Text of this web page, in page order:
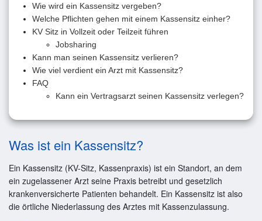
Wie wird ein Kassensitz vergeben?
Welche Pflichten gehen mit einem Kassensitz einher?
KV Sitz in Vollzeit oder Teilzeit führen
Jobsharing
Kann man seinen Kassensitz verlieren?
Wie viel verdient ein Arzt mit Kassensitz?
FAQ
Kann ein Vertragsarzt seinen Kassensitz verlegen?
Was ist ein Kassensitz?
Ein Kassensitz (KV-Sitz, Kassenpraxis) ist ein Standort, an dem
ein zugelassener Arzt seine Praxis betreibt und gesetzlich
krankenversicherte Patienten behandelt. Ein Kassensitz ist also
die örtliche Niederlassung des Arztes mit Kassenzulassung.